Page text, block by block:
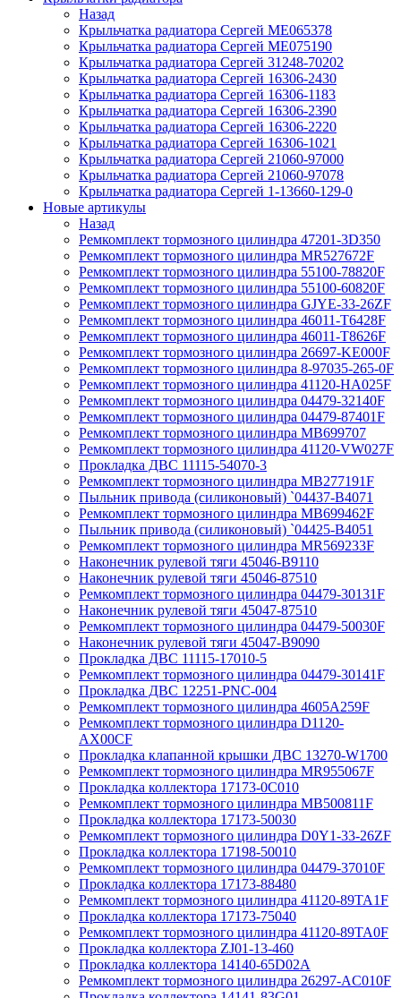
Назад
Крыльчатка радиатора Сергей ME065378
Крыльчатка радиатора Сергей ME075190
Крыльчатка радиатора Сергей 31248-70202
Крыльчатка радиатора Сергей 16306-2430
Крыльчатка радиатора Сергей 16306-1183
Крыльчатка радиатора Сергей 16306-2390
Крыльчатка радиатора Сергей 16306-2220
Крыльчатка радиатора Сергей 16306-1021
Крыльчатка радиатора Сергей 21060-97000
Крыльчатка радиатора Сергей 21060-97078
Крыльчатка радиатора Сергей 1-13660-129-0
Новые артикулы
Назад
Ремкомплект тормозного цилиндра 47201-3D350
Ремкомплект тормозного цилиндра MR527672F
Ремкомплект тормозного цилиндра 55100-78820F
Ремкомплект тормозного цилиндра 55100-60820F
Ремкомплект тормозного цилиндра GJYE-33-26ZF
Ремкомплект тормозного цилиндра 46011-T6428F
Ремкомплект тормозного цилиндра 46011-T8626F
Ремкомплект тормозного цилиндра 26697-KE000F
Ремкомплект тормозного цилиндра 8-97035-265-0F
Ремкомплект тормозного цилиндра 41120-HA025F
Ремкомплект тормозного цилиндра 04479-32140F
Ремкомплект тормозного цилиндра 04479-87401F
Ремкомплект тормозного цилиндра MB699707
Ремкомплект тормозного цилиндра 41120-VW027F
Прокладка ДВС 11115-54070-3
Ремкомплект тормозного цилиндра MB277191F
Пыльник привода (силиконовый) `04437-B4071
Ремкомплект тормозного цилиндра MB699462F
Пыльник привода (силиконовый) `04425-B4051
Ремкомплект тормозного цилиндра MR569233F
Наконечник рулевой тяги 45046-B9110
Наконечник рулевой тяги 45046-87510
Ремкомплект тормозного цилиндра 04479-30131F
Наконечник рулевой тяги 45047-87510
Ремкомплект тормозного цилиндра 04479-50030F
Наконечник рулевой тяги 45047-B9090
Прокладка ДВС 11115-17010-5
Ремкомплект тормозного цилиндра 04479-30141F
Прокладка ДВС 12251-PNC-004
Ремкомплект тормозного цилиндра 4605A259F
Ремкомплект тормозного цилиндра D1120-
AX00CF
Прокладка клапанной крышки ДВС 13270-W1700
Ремкомплект тормозного цилиндра MR955067F
Прокладка коллектора 17173-0C010
Ремкомплект тормозного цилиндра MB500811F
Прокладка коллектора 17173-50030
Ремкомплект тормозного цилиндра D0Y1-33-26ZF
Прокладка коллектора 17198-50010
Ремкомплект тормозного цилиндра 04479-37010F
Прокладка коллектора 17173-88480
Ремкомплект тормозного цилиндра 41120-89TA1F
Прокладка коллектора 17173-75040
Ремкомплект тормозного цилиндра 41120-89TA0F
Прокладка коллектора ZJ01-13-460
Прокладка коллектора 14140-65D02A
Ремкомплект тормозного цилиндра 26297-AC010F